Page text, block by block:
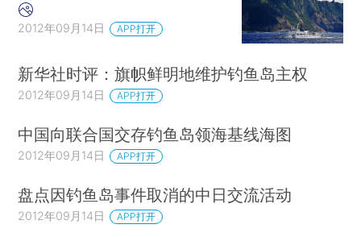
2012年09月14日 APP打开
新华社时评：旗帜鲜明地维护钓鱼岛主权
2012年09月14日 APP打开
中国向联合国交存钓鱼岛领海基线海图
2012年09月14日 APP打开
盘点因钓鱼岛事件取消的中日交流活动
2012年09月14日 APP打开